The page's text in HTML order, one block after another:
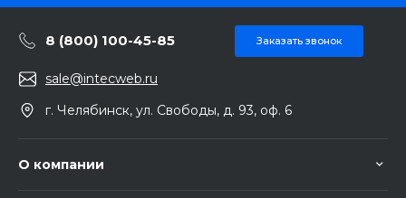
8 (800) 100-45-85 Заказать звонок
sale@intecweb.ru
г. Челябинск, ул. Свободы, д. 93, оф. 6
О компании